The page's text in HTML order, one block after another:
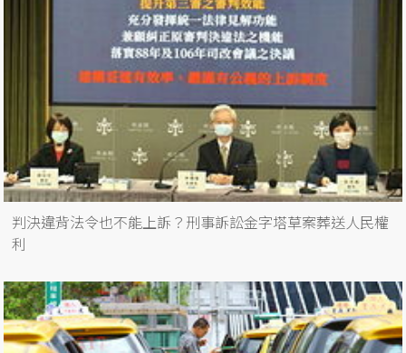
判決違背法令也不能上訴？刑事訴訟金字塔草案葬送人民權
利